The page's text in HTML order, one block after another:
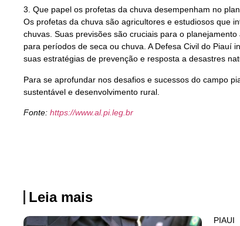
3. Que papel os profetas da chuva desempenham no
Os profetas da chuva são agricultores e estudiosos que
chuvas. Suas previsões são cruciais para o
para períodos de seca ou chuva. A Defesa Civil do Piauí
suas estratégias de prevenção e resposta a desastres
Para se aprofundar nos desafios e sucessos do campo
sustentável e desenvolvimento rural.
Fonte: https://www.al.pi.leg.br
Leia mais
PIAUI